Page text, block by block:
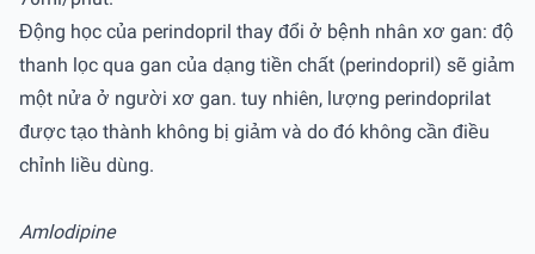
Động học của perindopril thay đổi ở bệnh nhân xơ gan: độ
thanh lọc qua gan của dạng tiền chất (perindopril) sẽ giảm
một nửa ở người xơ gan. tuy nhiên, lượng perindoprilat
được tạo thành không bị giảm và do đó không cần điều
chỉnh liều dùng.
Amlodipine